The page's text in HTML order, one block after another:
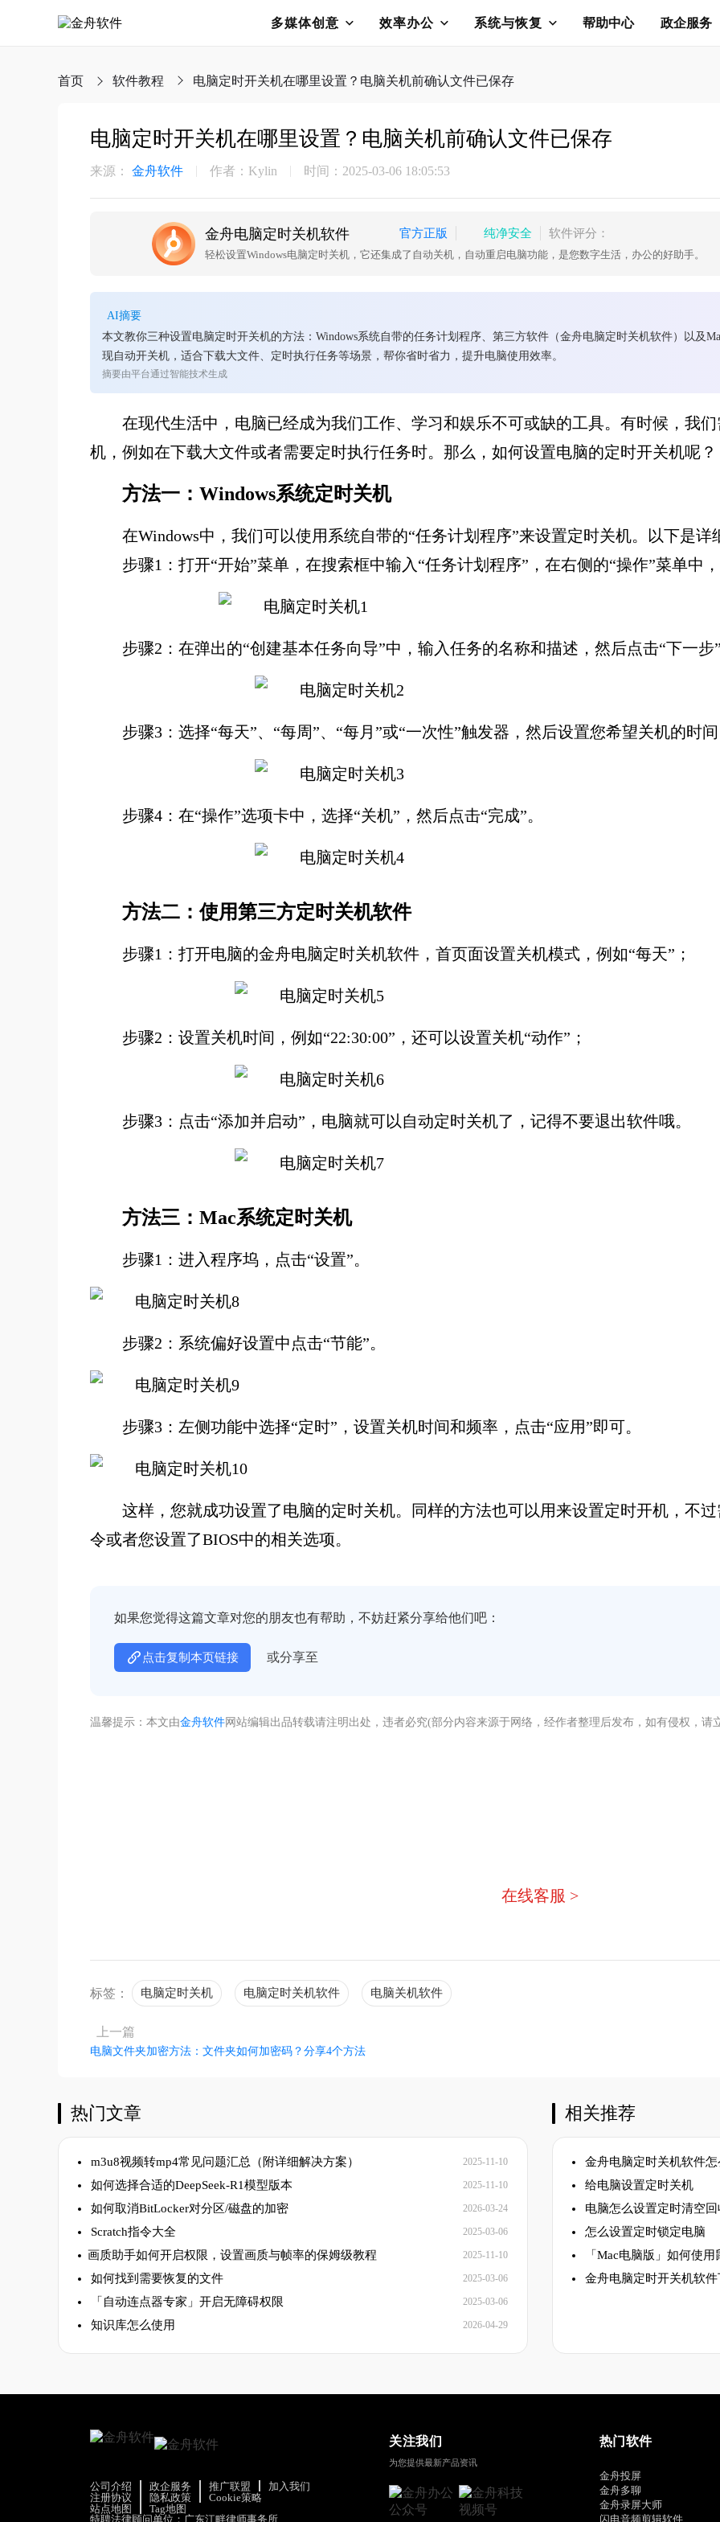
多媒体创意 效率办公 系统与恢复 帮助中心 政企服务
首页 软件教程 电脑定时开关机在哪里设置？电脑关机前确认文件已保存
电脑定时开关机在哪里设置？电脑关机前确认文件已保存
来源： 金舟软件 作者：Kylin 时间：2025-03-06 18:05:53
金舟电脑定时关机软件 官方正版 纯净安全 软件评分：
轻松设置Windows电脑定时关机，它还集成了自动关机，自动重启电脑功能，是您数字生活，办公的好助手。
AI摘要
本文教你三种设置电脑定时开关机的方法：Windows系统自带的任务计划程序、第三方软件（金舟电脑定时关机软件）以及
现自动开关机，适合下载大文件、定时执行任务等场景，帮你省时省力，提升电脑使用效率。
摘要由平台通过智能技术生成
在现代生活中，电脑已经成为我们工作、学习和娱乐不可或缺的工具。有时候，我
机，例如在下载大文件或者需要定时执行任务时。那么，如何设置电脑的定时开关机呢？
方法一：Windows系统定时关机
在Windows中，我们可以使用系统自带的“任务计划程序”来设置定时关机。以下是详
步骤1：打开“开始”菜单，在搜索框中输入“任务计划程序”，在右侧的“操作”菜单中
步骤2：在弹出的“创建基本任务向导”中，输入任务的名称和描述，然后点击“下一步
步骤3：选择“每天”、“每周”、“每月”或“一次性”触发器，然后设置您希望关机的时
步骤4：在“操作”选项卡中，选择“关机”，然后点击“完成”。
方法二：使用第三方定时关机软件
步骤1：打开电脑的金舟电脑定时关机软件，首页面设置关机模式，例如“每天”；
步骤2：设置关机时间，例如“22:30:00”，还可以设置关机“动作”；
步骤3：点击“添加并启动”，电脑就可以自动定时关机了，记得不要退出软件哦。
方法三：Mac系统定时关机
步骤1：进入程序坞，点击“设置”。
步骤2：系统偏好设置中点击“节能”。
步骤3：左侧功能中选择“定时”，设置关机时间和频率，点击“应用”即可。
这样，您就成功设置了电脑的定时关机。同样的方法也可以用来设置定时开机，不
令或者您设置了BIOS中的相关选项。
如果您觉得这篇文章对您的朋友也有帮助，不妨赶紧分享给他们吧：
点击复制本页链接 或分享至
温馨提示：本文由金舟软件网站编辑出品转载请注明出处，违者必究(部分内容来源于网络，经作者整理后发布，如有侵权，请
在线客服 >
标签： 电脑定时关机 电脑定时关机软件 电脑关机软件
上一篇
电脑文件夹加密方法：文件夹如何加密码？分享4个方法
热门文章
m3u8视频转mp4常见问题汇总（附详细解决方案） 2025-11-10
如何选择合适的DeepSeek-R1模型版本 2025-11-10
如何取消BitLocker对分区/磁盘的加密 2026-03-24
Scratch指令大全 2025-03-06
​画质助手如何开启权限，设置画质与帧率的保姆级教程 2025-11-10
如何找到需要恢复的文件 2025-03-06
「自动连点器专家」开启无障碍权限 2025-03-06
知识库怎么使用 2026-04-29
相关推荐
金舟电脑定时关机软件怎
给电脑设置定时关机
电脑怎么设置定时清空
怎么设置定时锁定电脑
「Mac电脑版」如何使
金舟电脑定时开关机软
公司介绍 政企服务 推广联盟
加入我们
注册协议
隐私政策
Cookie策略
站点地图
Tag地图
特聘法律顾问单位：广东江畔律师事务所
关注我们
为您提供最新产品资讯
热门软件
金舟投屏
金舟多聊
金舟录屏大师
闪电音频剪辑软件